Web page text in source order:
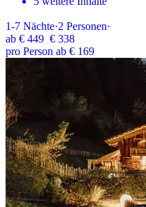
1-7 Nächte·2 Personen·
ab € 449 € 338
pro Person ab € 169